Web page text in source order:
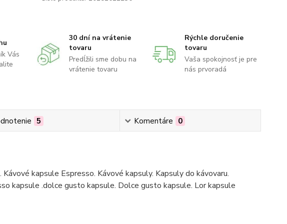
Vás
30 dní na vrátenie
tovaru
Predĺžili sme dobu na
vrátenie tovaru
Rýchle doručenie
tovaru
Vaša spokojnosť je pre
nás prvoradá
5 Komentáre 0
kapsule Espresso. Kávové kapsuly. Kapsuly do kávovaru.
kapsule .dolce gusto kapsule. Dolce gusto kapsule. Lor kapsule